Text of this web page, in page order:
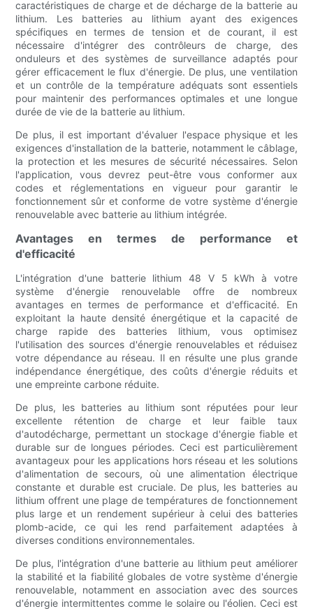
caractéristiques de charge et de décharge de la batterie au
lithium. Les batteries au lithium ayant des exigences
spécifiques en termes de tension et de courant, il est
nécessaire d'intégrer des contrôleurs de charge, des
onduleurs et des systèmes de surveillance adaptés pour
gérer efficacement le flux d'énergie. De plus, une ventilation
et un contrôle de la température adéquats sont essentiels
pour maintenir des performances optimales et une longue
durée de vie de la batterie au lithium.
De plus, il est important d'évaluer l'espace physique et les
exigences d'installation de la batterie, notamment le câblage,
la protection et les mesures de sécurité nécessaires. Selon
l'application, vous devrez peut-être vous conformer aux
codes et réglementations en vigueur pour garantir le
fonctionnement sûr et conforme de votre système d'énergie
renouvelable avec batterie au lithium intégrée.
Avantages en termes de performance et
d'efficacité
L'intégration d'une batterie lithium 48 V 5 kWh à votre
système d'énergie renouvelable offre de nombreux
avantages en termes de performance et d'efficacité. En
exploitant la haute densité énergétique et la capacité de
charge rapide des batteries lithium, vous optimisez
l'utilisation des sources d'énergie renouvelables et réduisez
votre dépendance au réseau. Il en résulte une plus grande
indépendance énergétique, des coûts d'énergie réduits et
une empreinte carbone réduite.
De plus, les batteries au lithium sont réputées pour leur
excellente rétention de charge et leur faible taux
d'autodécharge, permettant un stockage d'énergie fiable et
durable sur de longues périodes. Ceci est particulièrement
avantageux pour les applications hors réseau et les solutions
d'alimentation de secours, où une alimentation électrique
constante et durable est cruciale. De plus, les batteries au
lithium offrent une plage de températures de fonctionnement
plus large et un rendement supérieur à celui des batteries
plomb-acide, ce qui les rend parfaitement adaptées à
diverses conditions environnementales.
De plus, l'intégration d'une batterie au lithium peut améliorer
la stabilité et la fiabilité globales de votre système d'énergie
renouvelable, notamment en association avec des sources
d'énergie intermittentes comme le solaire ou l'éolien. Ceci est